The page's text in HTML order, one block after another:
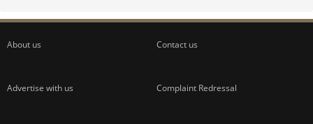
About us Contact us
Advertise with us Complaint Redressal